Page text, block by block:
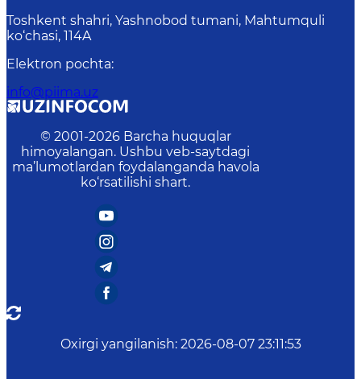
Toshkent shahri, Yashnobod tumani, Mahtumquli
ko‘chasi, 114A
Elektron pochta:
info@piima.uz
© 2001-2026 Barcha huquqlar
himoyalangan. Ushbu veb-saytdagi
ma’lumotlardan foydalanganda havola
ko‘rsatilishi shart.
Oxirgi yangilanish: 2026-08-07 23:11:53